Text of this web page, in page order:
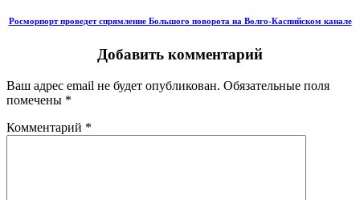
Росморпорт проведет спрямление Большого поворота на Волго-Каспийском канале
Добавить комментарий
Ваш адрес email не будет опубликован. Обязательные поля
помечены *
Комментарий *